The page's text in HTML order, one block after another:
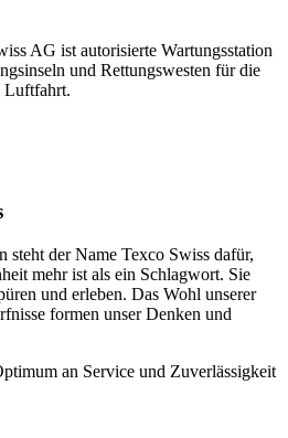
AG ist autorisierte Wartungsstation
und Rettungswesten für die
Luftfahrt.
steht der Name Texco Swiss dafür,
mehr ist als ein Schlagwort. Sie
und erleben. Das Wohl unserer
formen unser Denken und
an Service und Zuverlässigkeit